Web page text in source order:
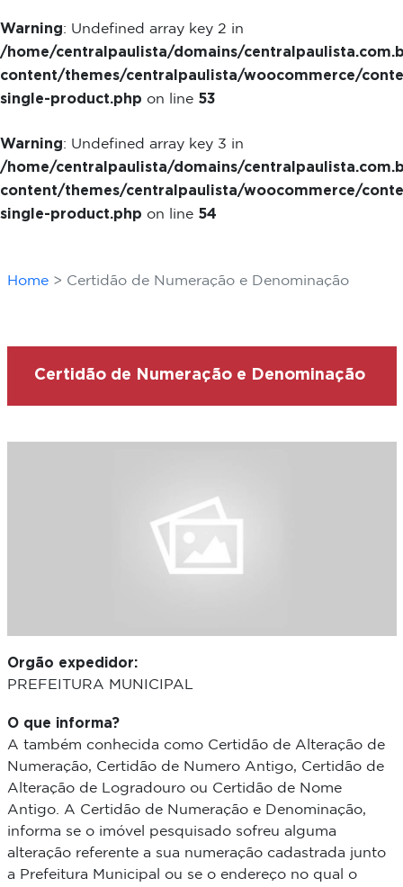
Warning: Undefined array key 2 in
/home/centralpaulista/domains/
content/themes/centralpaulista/woocommerce/
single-product.php on line 53
Warning: Undefined array key 3 in
/home/centralpaulista/domains/
content/themes/centralpaulista/woocommerce/
single-product.php on line 54
Home Certidão de Numeração e Denominação
Certidão de Numeração e Denominação
Orgão expedidor:
PREFEITURA MUNICIPAL
O que informa?
A também conhecida como Certidão de Alteração de
Numeração, Certidão de Numero Antigo, Certidão de
Alteração de Logradouro ou Certidão de Nome
Antigo. A Certidão de Numeração e Denominação,
informa se o imóvel pesquisado sofreu alguma
alteração referente a sua numeração cadastrada junto
a Prefeitura Municipal ou se o endereço no qual o